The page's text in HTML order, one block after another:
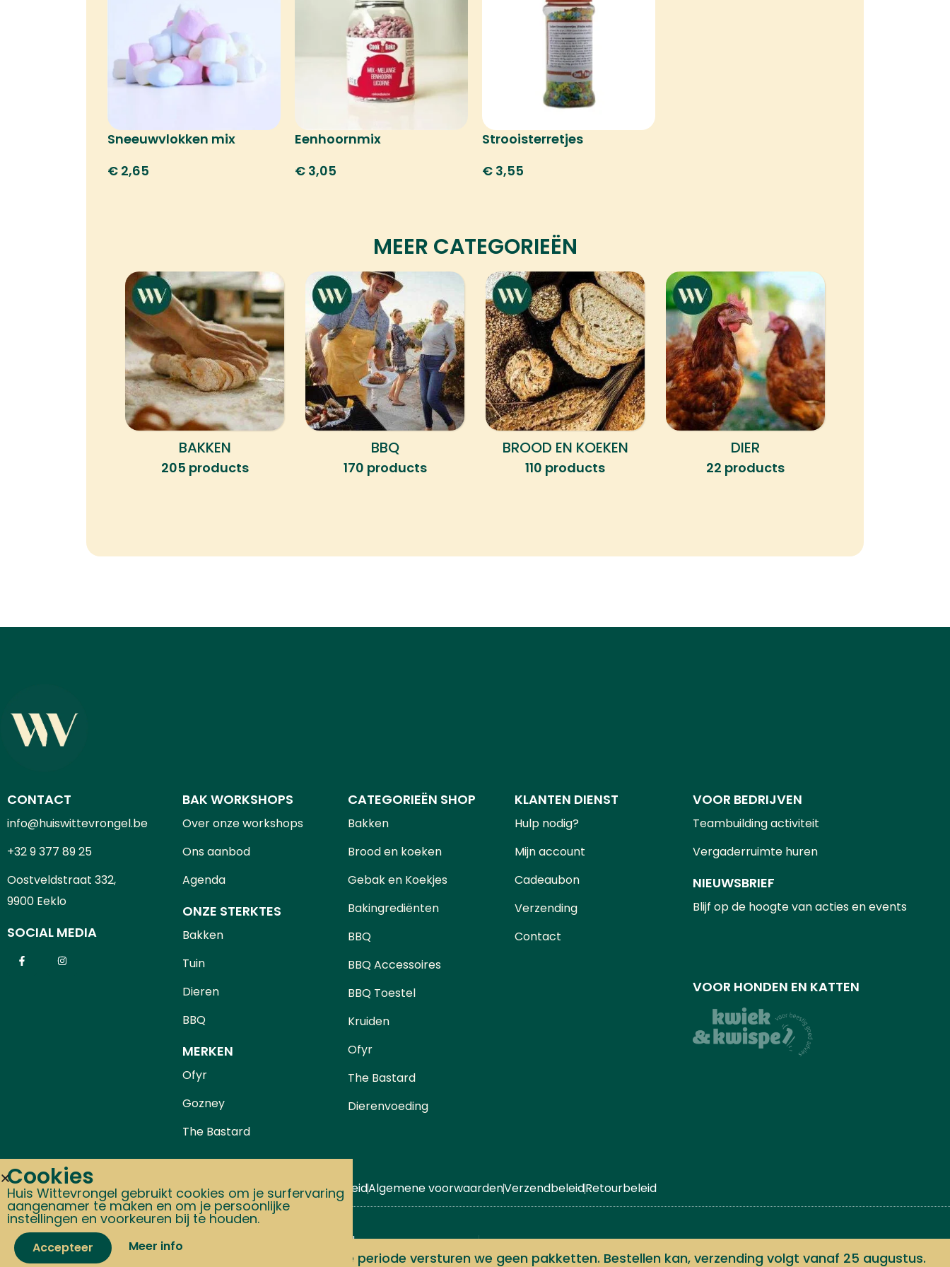
Sneeuwvlokken mix
€ 2,65
Eenhoornmix
€ 3,05
Strooisterretjes
€ 3,55
MEER CATEGORIEËN
BAKKEN
205 products
BBQ
170 products
BROOD EN KOEKEN
110 products
DIER
22 products
CONTACT
info@huiswittevrongel.be
+32 9 377 89 25
Oostveldstraat 332,
9900 Eeklo
SOCIAL MEDIA
BAK WORKSHOPS
Over onze workshops
Ons aanbod
Agenda
ONZE STERKTES
Bakken
Tuin
Dieren
BBQ
MERKEN
Ofyr
Gozney
The Bastard
CATEGORIEËN SHOP
Bakken
Brood en koeken
Gebak en Koekjes
Bakingrediënten
BBQ
BBQ Accessoires
BBQ Toestel
Kruiden
Ofyr
The Bastard
Dierenvoeding
KLANTEN DIENST
Hulp nodig?
Mijn account
Cadeaubon
Verzending
Contact
VOOR BEDRIJVEN
Teambuilding activiteit
Vergaderruimte huren
NIEUWSBRIEF
Blijf op de hoogte van acties en events
VOOR HONDEN EN KATTEN
PrivacybeleidAlgemene voorwaardenVerzendbeleidRetourbeleid
Copyright © 2024 Alle rechten voorbehouden Huis Wittevrongel,
Zomerverlof van tijdens deze periode versturen we geen pakketten. Bestellen kan, verzending volgt vanaf 25 augustus.
Cookies
Huis Wittevrongel gebruikt cookies om je surfervaring
aangenamer te maken en om je persoonlijke
instellingen en voorkeuren bij te houden.
Accepteer Meer info